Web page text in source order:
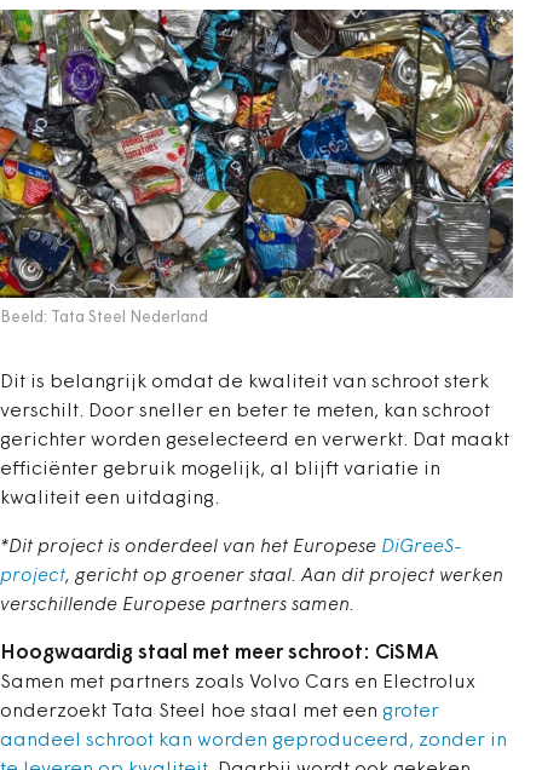
Beeld: Tata Steel Nederland
Dit is belangrijk omdat de kwaliteit van schroot sterk
verschilt. Door sneller en beter te meten, kan schroot
gerichter worden geselecteerd en verwerkt. Dat maakt
efficiënter gebruik mogelijk, al blijft variatie in
kwaliteit een uitdaging.
*Dit project is onderdeel van het Europese DiGreeS-
project, gericht op groener staal. Aan dit project werken
verschillende Europese partners samen.
Hoogwaardig staal met meer schroot: CiSMA
Samen met partners zoals Volvo Cars en Electrolux
onderzoekt Tata Steel hoe staal met een groter
aandeel schroot kan worden geproduceerd, zonder in